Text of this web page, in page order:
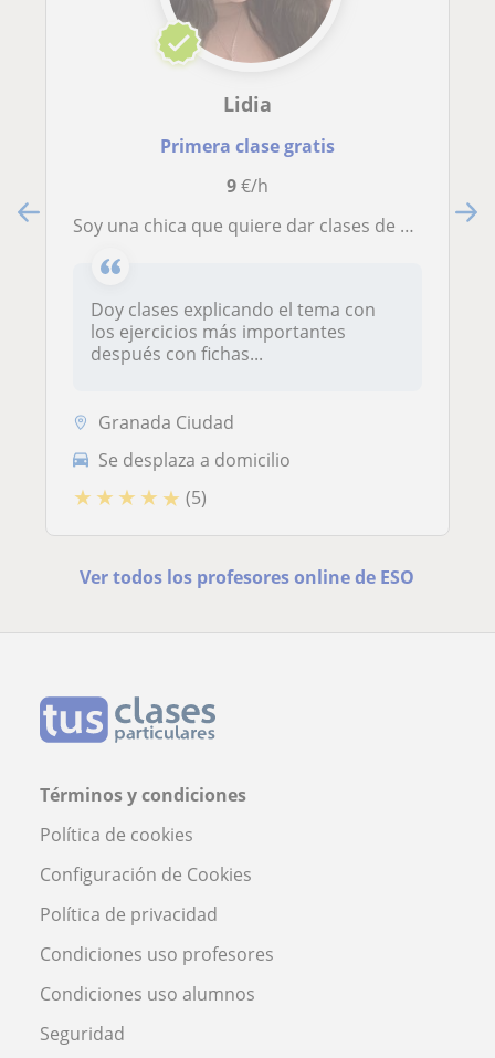
Lidia
Primera clase gratis
9€/h
Soy una chica que quiere dar clases de matemáticas, a todas las edades desde 3 a 17 años.
Doy clases explicando el tema con
los ejercicios más importantes
después con fichas...
Granada Ciudad
Se desplaza a domicilio
★ ★ ★ ★ ★ (5)
Ver todos los profesores online de ESO
Términos y condiciones
Política de cookies
Configuración de Cookies
Política de privacidad
Condiciones uso profesores
Condiciones uso alumnos
Seguridad